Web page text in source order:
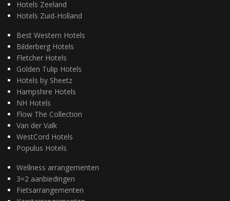
Hotels Zeeland
Hotels Zuid-Holland
Best Western Hotels
Bilderberg Hotels
Fletcher Hotels
Golden Tulip Hotels
Hotels by Sheetz
Hampshire Hotels
NH Hotels
Flow The Collection
Van der Valk
WestCord Hotels
Populus Hotels
Wellness arrangementen
3=2 aanbiedingen
Fietsarrangementen